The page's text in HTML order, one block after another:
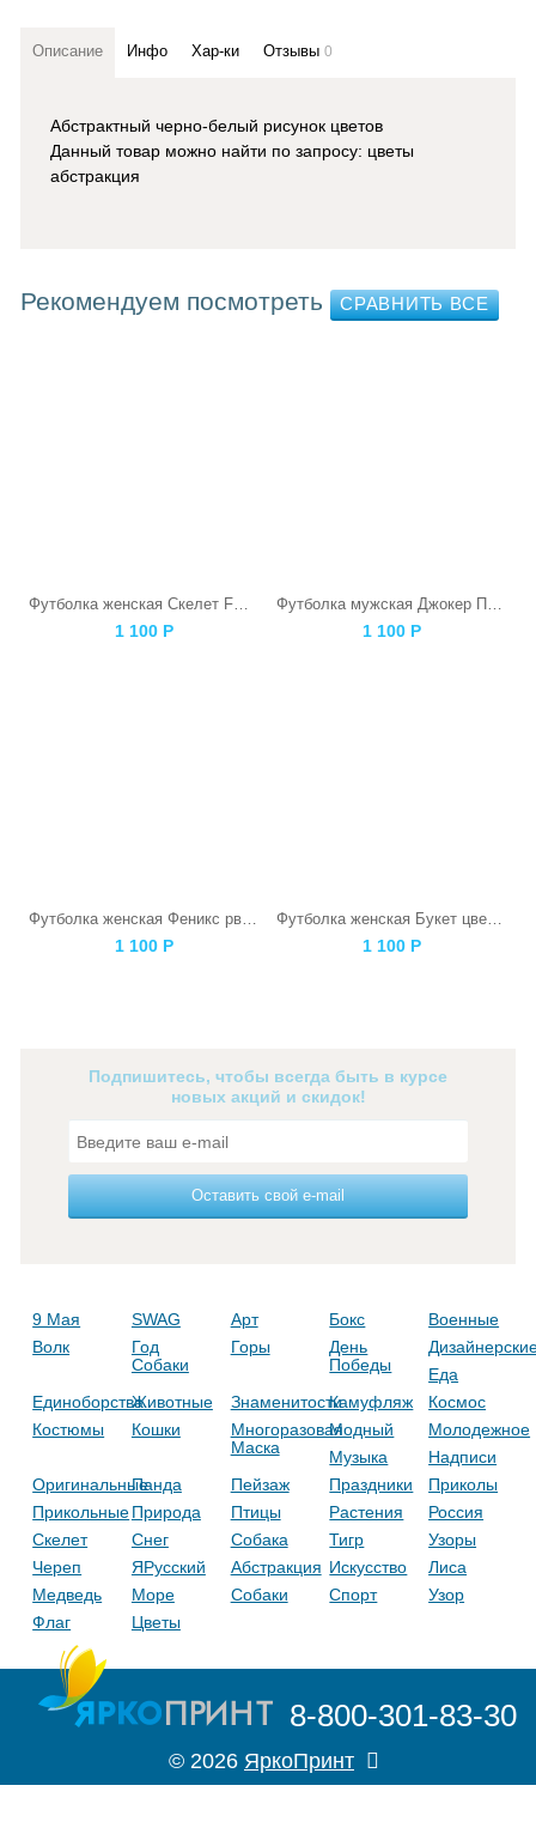
Описание Инфо Хар-ки Отзывы0
Абстрактный черно-белый рисунок цветов
Данный товар можно найти по запросу: цветы
абстракция
Рекомендуем посмотреть
Футболка женская Скелет F@ck
1 100 Р
Футболка мужская Джокер Панда
1 100 Р
Футболка женская Феникс рвется наружу серая
1 100 Р
Футболка женская Букет цветов
1 100 Р
Подпишитесь, чтобы всегда быть в курсе
новых акций и скидок!
Оставить свой e-mail
9 Мая SWAG Арт Бокс
Военные
Волк
Год
Собаки
Горы
День
Победы
Еда
ЕдиноборстваЖивотные ЗнаменитостиКамуфляж
Космос
Костюмы
Кошки
Многоразовая
Маска
Модный
Молодежное
Музыка
Надписи
ОригинальныеПанда Пейзаж Праздники
Приколы
ПрикольныеПрирода Птицы Растения
Россия
Скелет
Снег Собака Тигр
Узоры
Череп
ЯРусский Абстракция Искусство
Лиса
Медведь
Море Собаки Спорт
Узор
Флаг
Цветы
8-800-301-83-30
© 2026 ЯркоПринт